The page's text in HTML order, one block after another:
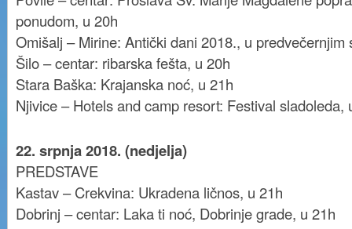
ponudom, u 20h
Omišalj – Mirine: Antički dani 2018., u predvečernjim
Šilo – centar: ribarska fešta, u 20h
Stara Baška: Krajanska noć, u 21h
Njivice – Hotels and camp resort: Festival sladoleda,
22. srpnja 2018. (nedjelja)
PREDSTAVE
Kastav – Crekvina: Ukradena ličnos, u 21h
Dobrinj – centar: Laka ti noć, Dobrinje grade, u 21h